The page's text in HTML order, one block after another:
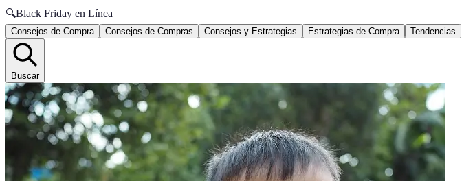
🔍Black Friday en Línea
Consejos de Compra Consejos de Compras Consejos y Estrategias Estrategias de Compra Tendencias
Buscar